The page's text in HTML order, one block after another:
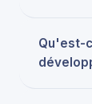
Qu'est-